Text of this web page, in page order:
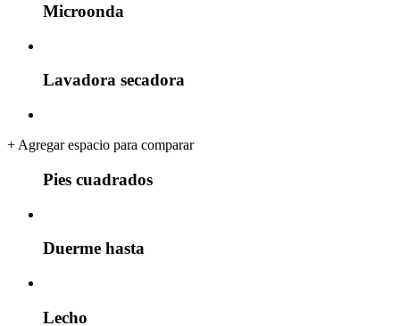
Microonda
Lavadora secadora
+ Agregar espacio para comparar
Pies cuadrados
Duerme hasta
Lecho